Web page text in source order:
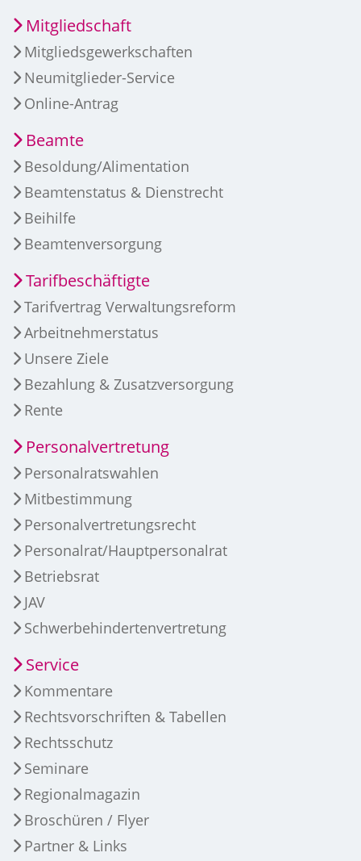
Mitgliedschaft
Mitgliedsgewerkschaften
Neumitglieder-Service
Online-Antrag
Beamte
Besoldung/Alimentation
Beamtenstatus & Dienstrecht
Beihilfe
Beamtenversorgung
Tarifbeschäftigte
Tarifvertrag Verwaltungsreform
Arbeitnehmerstatus
Unsere Ziele
Bezahlung & Zusatzversorgung
Rente
Personalvertretung
Personalratswahlen
Mitbestimmung
Personalvertretungsrecht
Personalrat/Hauptpersonalrat
Betriebsrat
JAV
Schwerbehindertenvertretung
Service
Kommentare
Rechtsvorschriften & Tabellen
Rechtsschutz
Seminare
Regionalmagazin
Broschüren / Flyer
Partner & Links